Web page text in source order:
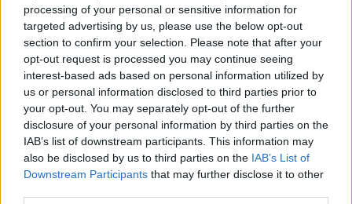
processing of your personal or sensitive information for
targeted advertising by us, please use the below opt-out
section to confirm your selection. Please note that after your
opt-out request is processed you may continue seeing
interest-based ads based on personal information utilized by
us or personal information disclosed to third parties prior to
your opt-out. You may separately opt-out of the further
disclosure of your personal information by third parties on the
IAB’s list of downstream participants. This information may
also be disclosed by us to third parties on the IAB’s List of
Downstream Participants that may further disclose it to other
TRENDING